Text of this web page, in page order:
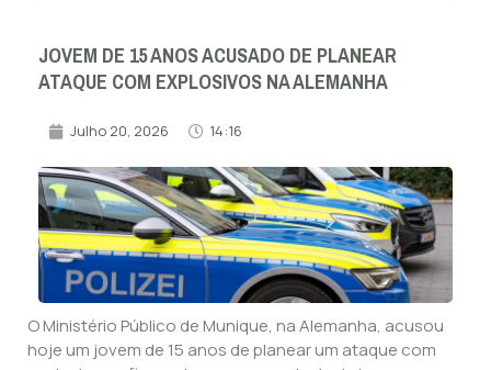
JOVEM DE 15 ANOS ACUSADO DE PLANEAR
ATAQUE COM EXPLOSIVOS NA ALEMANHA
Julho 20, 2026 14:16
O Ministério Público de Munique, na Alemanha, acusou
hoje um jovem de 15 anos de planear um ataque com